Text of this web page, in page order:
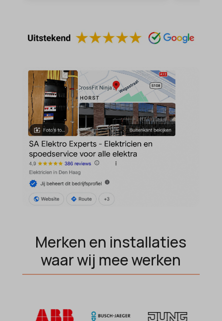
Merken en installaties
waar wij mee werken
MicrosoftApplicationsTelemetryDeviceId
perf_*
popupShow
SameSite
sensorsdata2015jssdkcross
ssm_au_c
tarteaucitron
termsfeed_pc1_consent